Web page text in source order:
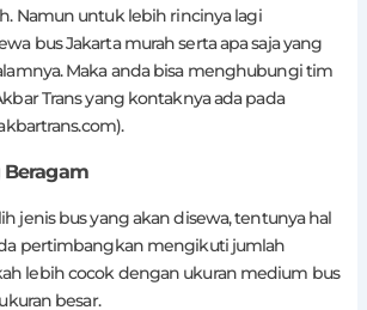
Namun untuk lebih rincinya lagi
bus Jakarta murah serta apa saja yang
Maka anda bisa menghubungi tim
Trans yang kontaknya ada pada
Beragam
jenis bus yang akan disewa, tentunya hal
pertimbangkan mengikuti jumlah
lebih cocok dengan ukuran medium bus
besar.